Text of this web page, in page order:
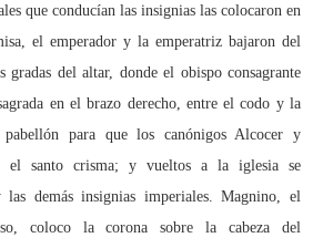
que conducían las insignias las colocaron en
el emperador y la emperatriz bajaron del
del altar, donde el obispo consagrante
en el brazo derecho, entre el codo y la
para que los canónigos Alcocer y
el santo crisma; y vueltos a la iglesia se
demás insignias imperiales. Magnino, el
coloco la corona sobre la cabeza del